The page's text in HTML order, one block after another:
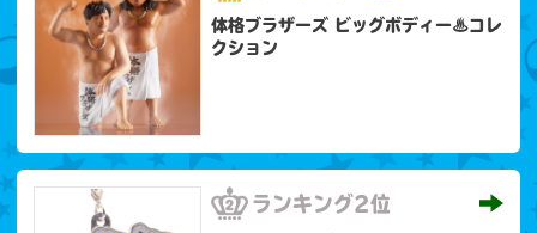
体格ブラザーズ ビッグボディー♨コレ
クション
ランキング2位